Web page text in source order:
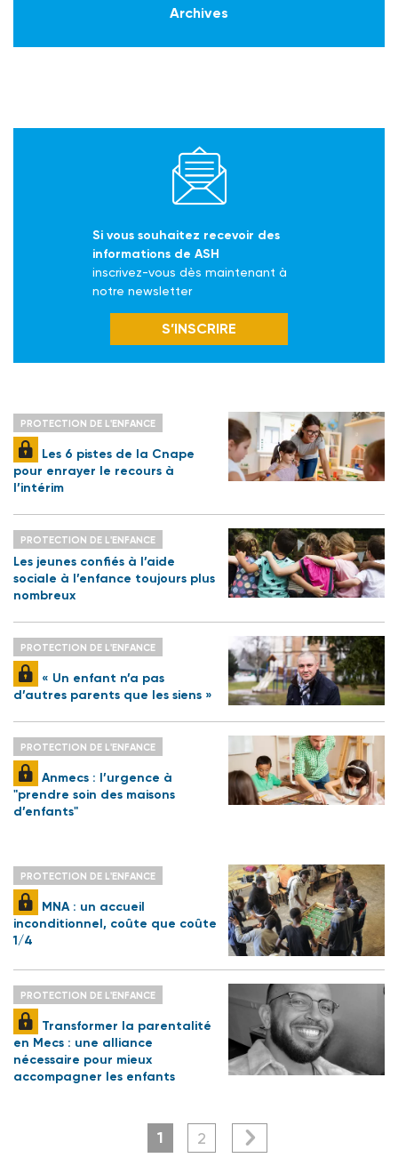
Archives
Si vous souhaitez recevoir des
informations de ASH
inscrivez-vous dès maintenant à
notre newsletter
S’INSCRIRE
PROTECTION DE L'ENFANCE
Les 6 pistes de la Cnape
pour enrayer le recours à
l’intérim
PROTECTION DE L'ENFANCE
Les jeunes confiés à l’aide
sociale à l’enfance toujours plus
nombreux
PROTECTION DE L'ENFANCE
« Un enfant n’a pas
d’autres parents que les siens »
PROTECTION DE L'ENFANCE
Anmecs : l’urgence à
"prendre soin des maisons
d’enfants"
PROTECTION DE L'ENFANCE
MNA : un accueil
inconditionnel, coûte que coûte
1/4
PROTECTION DE L'ENFANCE
Transformer la parentalité
en Mecs : une alliance
nécessaire pour mieux
accompagner les enfants
1 2